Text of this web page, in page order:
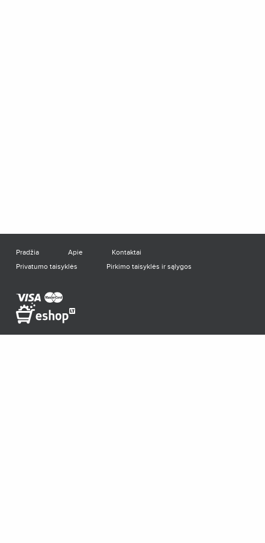
Pradžia Apie
Kontaktai
Privatumo taisyklės
Pirkimo taisyklės ir sąlygos